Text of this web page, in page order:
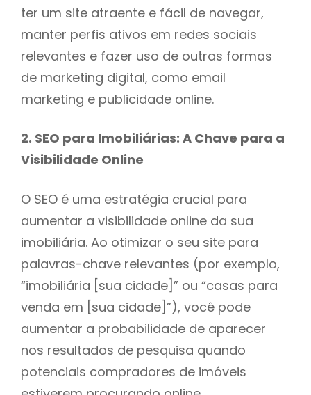
ter um site atraente e fácil de navegar,
manter perfis ativos em redes sociais
relevantes e fazer uso de outras formas
de marketing digital, como email
marketing e publicidade online.
2. SEO para Imobiliárias: A Chave para a
Visibilidade Online
O SEO é uma estratégia crucial para
aumentar a visibilidade online da sua
imobiliária. Ao otimizar o seu site para
palavras-chave relevantes (por exemplo,
“imobiliária [sua cidade]” ou “casas para
venda em [sua cidade]”), você pode
aumentar a probabilidade de aparecer
nos resultados de pesquisa quando
potenciais compradores de imóveis